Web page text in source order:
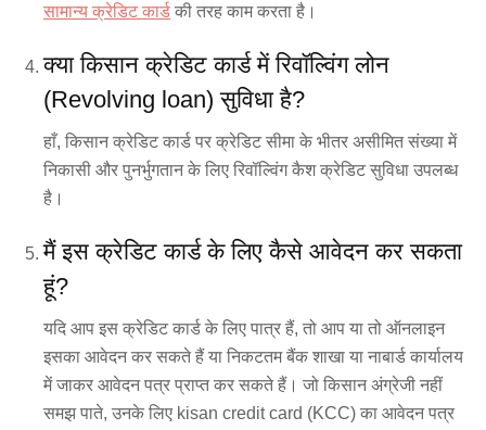
सामान्य क्रेडिट कार्ड की तरह काम करता है।
क्या किसान क्रेडिट कार्ड में रिवॉल्विंग लोन
(Revolving loan) सुविधा है?
हाँ, किसान क्रेडिट कार्ड पर क्रेडिट सीमा के भीतर असीमित संख्या में
निकासी और पुनर्भुगतान के लिए रिवॉल्विंग कैश क्रेडिट सुविधा उपलब्ध
है।
मैं इस क्रेडिट कार्ड के लिए कैसे आवेदन कर सकता
हूं?
यदि आप इस क्रेडिट कार्ड के लिए पात्र हैं, तो आप या तो ऑनलाइन
इसका आवेदन कर सकते हैं या निकटतम बैंक शाखा या नाबार्ड कार्यालय
में जाकर आवेदन पत्र प्राप्त कर सकते हैं। जो किसान अंग्रेजी नहीं
समझ पाते, उनके लिए kisan credit card (KCC) का आवेदन पत्र